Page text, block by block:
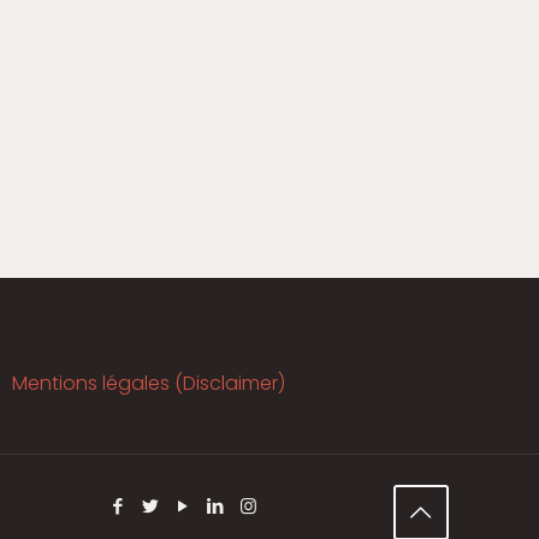
Mentions légales (Disclaimer)